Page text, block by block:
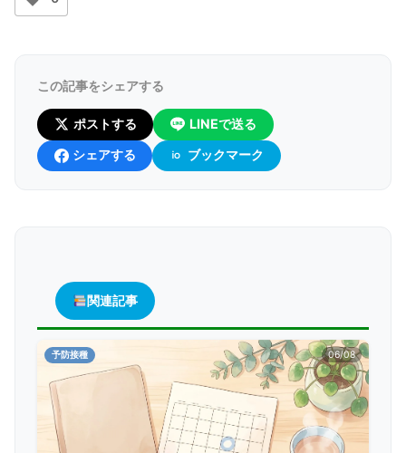
この記事をシェアする
ポストする LINEで送る
シェアする ブックマーク
関連記事
予防接種 06/08